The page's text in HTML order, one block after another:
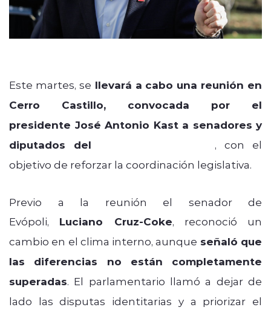
Este martes, se llevará a cabo una reunión en
Cerro Castillo, convocada por el
presidente José Antonio Kast a senadores y
diputados del
, con el
objetivo de reforzar la coordinación legislativa.
Previo a la reunión el senador de
Evópoli, Luciano Cruz-Coke, reconoció un
cambio en el clima interno, aunque señaló que
las diferencias no están completamente
superadas. El parlamentario llamó a dejar de
lado las disputas identitarias y a priorizar el